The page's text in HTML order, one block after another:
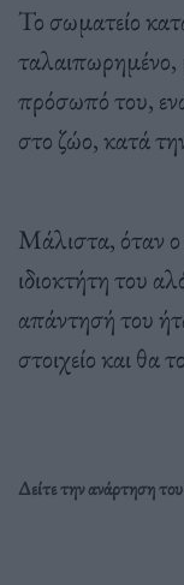
Το σωματείο
ταλαιπωρημένο,
πρόσωπό του,
στο ζώο, κατά
Μάλιστα, όταν ο
ιδιοκτήτη του
απάντησή του
στοιχείο και θα
Δείτε την ανάρτηση